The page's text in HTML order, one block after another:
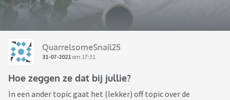
QuarrelsomeSnail25
31-07-2021 om 17:31
Hoe zeggen ze dat bij jullie?
In een ander topic gaat het (lekker) off topic over de